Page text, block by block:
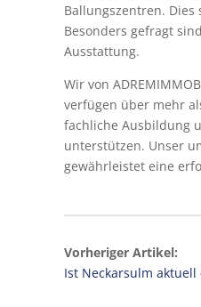
Ballungszentren.
Besonders gefragt
Ausstattung.
Wir von
verfügen über mehr
fachliche Ausbildung
unterstützen. Unser
gewährleistet eine
Vorheriger Artikel:
Ist Neckarsulm